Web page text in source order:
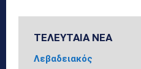
ΤΕΛΕΥΤΑΙΑ ΝΕΑ
Λεβαδειακός